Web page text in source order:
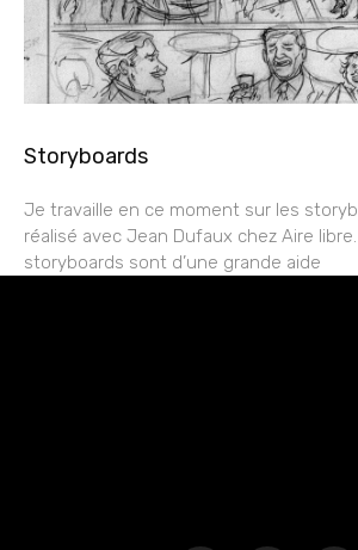
Storyboards
Je travaille en ce moment sur les
réalisé avec Jean Dufaux chez Aire
storyboards sont d’une grande aide